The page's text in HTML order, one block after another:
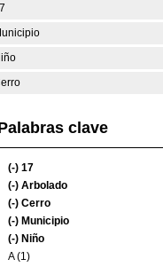
clave
(-) 17
(-) Arbolado
(-) Cerro
(-) Municipio
(-) Niño
A (1)